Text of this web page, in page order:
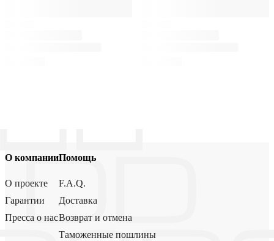
О компании
О проекте
Гарантии
Пресса о нас
Помощь
F.A.Q.
Доставка
Возврат и отмена
Таможенные пошлины